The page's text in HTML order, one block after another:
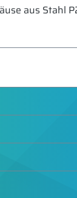
aus Stahl